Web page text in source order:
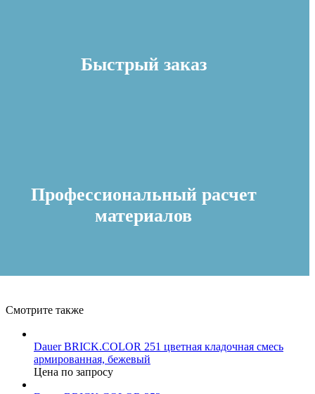
Быстрый заказ
Профессиональный расчет
материалов
Смотрите также
Dauer BRICK.COLOR 251 цветная кладочная смесь
армированная, бежевый
Цена по запросу